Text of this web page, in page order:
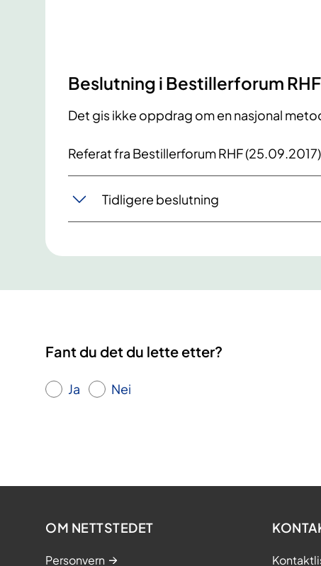
Beslutning i Bestillerforum
Det gis ikke oppdrag om en nasjonal
Referat fra Bestillerforum RHF
Tidligere beslutning
Fant du det du lette etter?
Ja Nei
OM NETTSTEDET
Personvern